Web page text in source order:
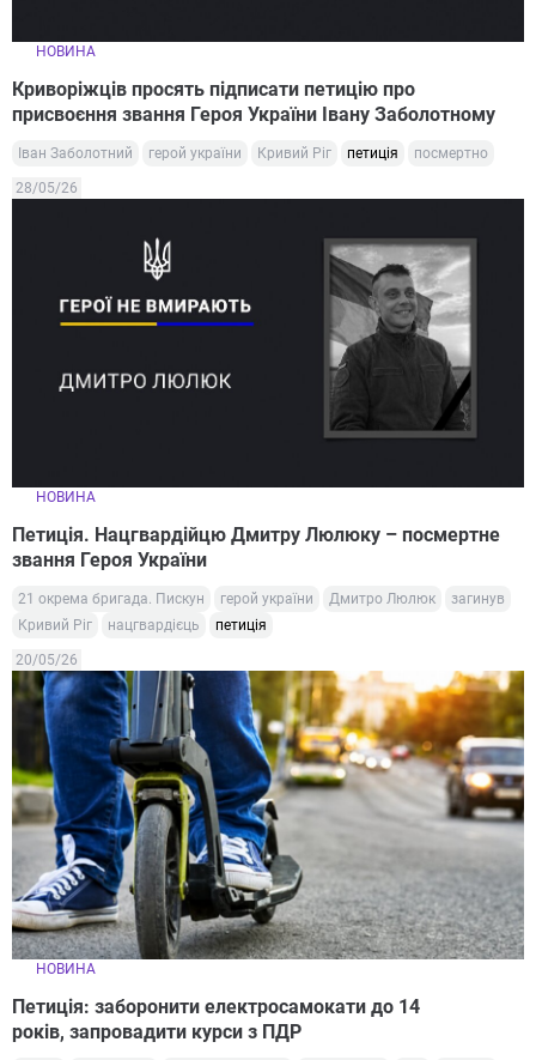
НОВИНА
Криворіжців просять підписати петицію про
присвоєння звання Героя України Івану Заболотному
Іван Заболотний герой україни Кривий Ріг петиція посмертно
28/05/26
НОВИНА
Петиція. Нацгвардійцю Дмитру Люлюку – посмертне
звання Героя України
21 окрема бригада. Пискун герой україни Дмитро Люлюк
загинув
Кривий Ріг
нацгвардієць петиція
20/05/26
НОВИНА
Петиція: заборонити електросамокати до 14
років, запровадити курси з ПДР